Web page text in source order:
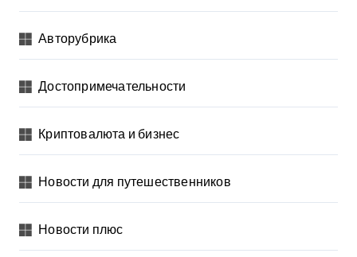
Авторубрика
Достопримечательности
Криптовалюта и бизнес
Новости для путешественников
Новости плюс